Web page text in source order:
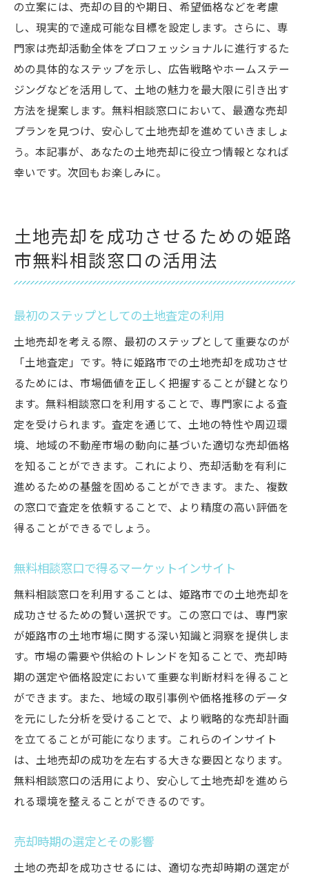
の立案には、売却の目的や期日、希望価格などを考慮
し、現実的で達成可能な目標を設定します。さらに、専
門家は売却活動全体をプロフェッショナルに進行するた
めの具体的なステップを示し、広告戦略やホームステー
ジングなどを活用して、土地の魅力を最大限に引き出す
方法を提案します。無料相談窓口において、最適な売却
プランを見つけ、安心して土地売却を進めていきましょ
う。本記事が、あなたの土地売却に役立つ情報となれば
幸いです。次回もお楽しみに。
土地売却を成功させるための姫路
市無料相談窓口の活用法
最初のステップとしての土地査定の利用
土地売却を考える際、最初のステップとして重要なのが
「土地査定」です。特に姫路市での土地売却を成功させ
るためには、市場価値を正しく把握することが鍵となり
ます。無料相談窓口を利用することで、専門家による査
定を受けられます。査定を通じて、土地の特性や周辺環
境、地域の不動産市場の動向に基づいた適切な売却価格
を知ることができます。これにより、売却活動を有利に
進めるための基盤を固めることができます。また、複数
の窓口で査定を依頼することで、より精度の高い評価を
得ることができるでしょう。
無料相談窓口で得るマーケットインサイト
無料相談窓口を利用することは、姫路市での土地売却を
成功させるための賢い選択です。この窓口では、専門家
が姫路市の土地市場に関する深い知識と洞察を提供しま
す。市場の需要や供給のトレンドを知ることで、売却時
期の選定や価格設定において重要な判断材料を得ること
ができます。また、地域の取引事例や価格推移のデータ
を元にした分析を受けることで、より戦略的な売却計画
を立てることが可能になります。これらのインサイト
は、土地売却の成功を左右する大きな要因となります。
無料相談窓口の活用により、安心して土地売却を進めら
れる環境を整えることができるのです。
売却時期の選定とその影響
土地の売却を成功させるには、適切な売却時期の選定が